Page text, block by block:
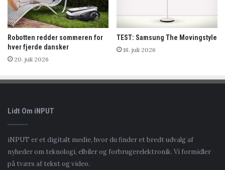
Robotten redder sommeren for
hver fjerde dansker
20. juli 2026
TEST: Samsung The Movingstyle
18. juli 2026
Lidt Om iNPUT
iNPUT er et digitalt medie, hvor du finder et bredt udvalg af
nyheder om teknologi, elbiler og forbrugerelektronik. Vi formidler
på tværs af tekst og video.